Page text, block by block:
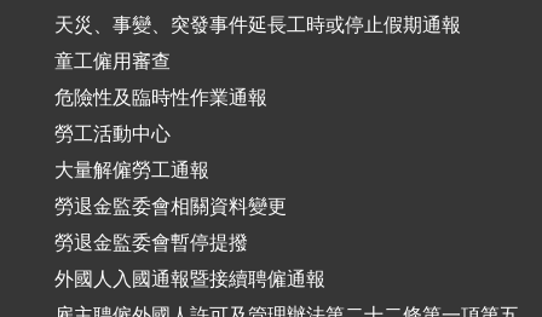
天災、事變、突發事件延長工時或停止假期通報
童工僱用審查
危險性及臨時性作業通報
勞工活動中心
大量解僱勞工通報
勞退金監委會相關資料變更
勞退金監委會暫停提撥
外國人入國通報暨接續聘僱通報